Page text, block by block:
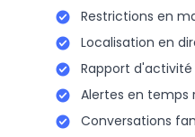
Restrictions en
Localisation en
Rapport d'activité
Alertes en temps
Conversations